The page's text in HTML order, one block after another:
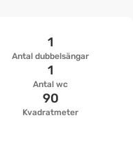
Antal dubbelsängar
1
Antal wc
1
Kvadratmeter
90